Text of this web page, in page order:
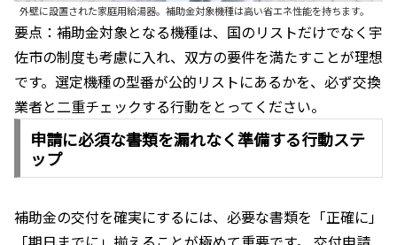
外壁に設置された家庭用給湯器。補助金対象機種は高い省エネ性能を持ちます。
要点：補助金対象となる機種は、国のリストだけでなく宇
佐市の制度も考慮に入れ、双方の要件を満たすことが理想
です。選定機種の型番が公的リストにあるかを、必ず交換
業者と二重チェックする行動をとってください。
申請に必須な書類を漏れなく準備する行動ステ
ップ
補助金の交付を確実にするには、必要な書類を「正確に」